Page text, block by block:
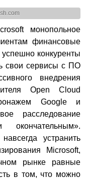
монопольное
финансовые
конкуренты
свои сервисы с ПО
внедрения
Open Cloud
Google и
расследование
устранить
Microsoft,
рынке равные
в том, что можно